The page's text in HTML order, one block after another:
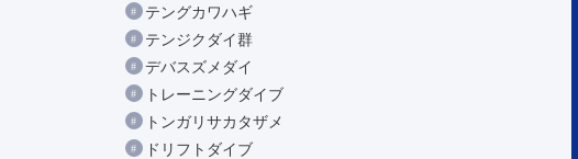
テングカワハギ
テンジクダイ群
デバスズメダイ
トレーニングダイブ
トンガリサカタザメ
ドリフトダイブ